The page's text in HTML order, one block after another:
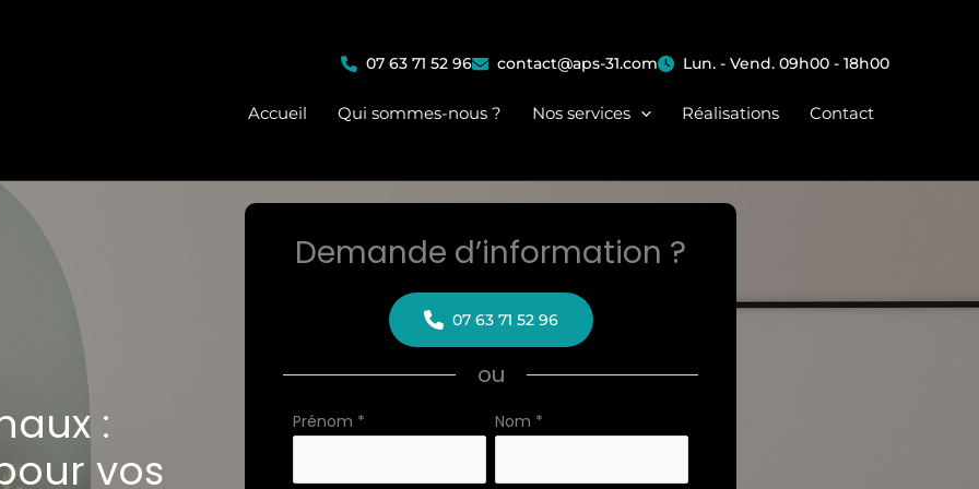
Accueil Qui sommes-nous ? Nos services Réalisations Contact
07 63 71 52 96 contact@aps-31.com Lun. - Vend. 09h00 - 18h00
:
vos
Demande d’information ?
07 63 71 52 96
ou
Formulaire
Prénom * Nom *